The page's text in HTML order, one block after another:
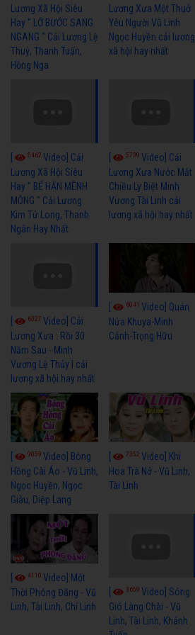
Lương Xã Hội Siêu
Hay " LỠ BƯỚC SANG
NGANG " Cải Lương Lệ
Thuỷ, Thanh Tuấn,
Hồng Nga
Lương Xưa Một Thuở
Yêu Người Vũ Linh
Ngọc Huyền cải lương
xã hội hay nhất
5462 Video] Cải
Lương Xã Hội Siêu
Hay " BỂ HẬN MÊNH
MÔNG " Cải Lương
Kim Tử Long, Thanh
Ngân Hay Nhất
5739Video] Cải
Lương Xưa Nước Mắt
Chiều Ly Biệt Minh
Vương Tài Linh cải
lương xã hội hay nhất
6327 Video] Cải
Lương Xưa : Rồi 30
Năm Sau - Minh
Vương Lệ Thủy | cải
lương xã hội hay nhất
6041Video] Quán
Nửa Khuya-Minh
Cảnh-Trọng Hữu
9059 Video] Bông
Hồng Cài Áo - Vũ Linh,
Ngọc Huyền, Ngọc
Giàu, Diệp Lang
7352Video] Khi
Hoa Trà Nở - Vũ Linh,
Tài Linh
4110 Video] Một
Thời Phóng Đãng - Vũ
Linh, Tài Linh, Chí Linh
3659Video] Sóng
Gió Làng Chài - Vũ
Linh, Tài Linh, Khánh